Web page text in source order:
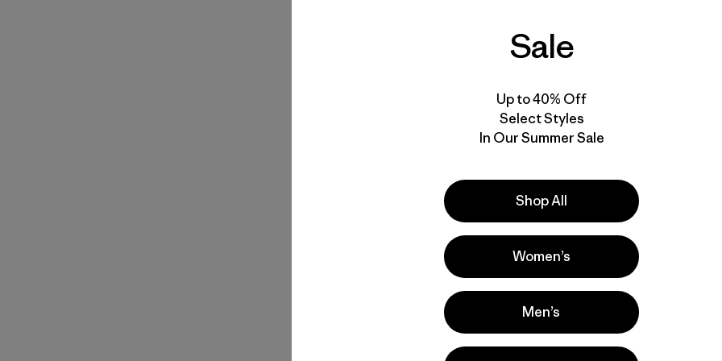
Sale
Up to 40% Off
Select Styles
In Our Summer Sale
Shop All
Women’s
Men’s